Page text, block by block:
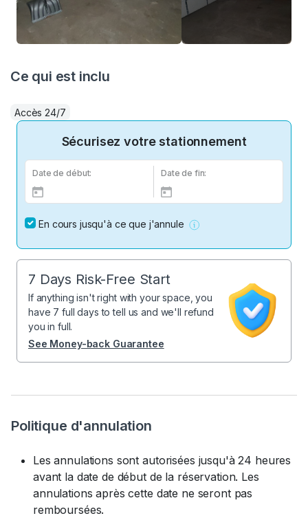
Politique d'annulation
Les annulations sont autorisées jusqu'à 24 heures
avant la date de début de la réservation. Les
annulations après cette date ne seront pas
remboursées.
Ce qui est inclu
Accès 24/7
Sécurisez votre stationnement
Date de début: Date de fin:
En cours jusqu'à ce que j'annule
7 Days Risk-Free Start
If anything isn't right with your space, you
have 7 full days to tell us and we'll refund
you in full.
See Money-back Guarantee